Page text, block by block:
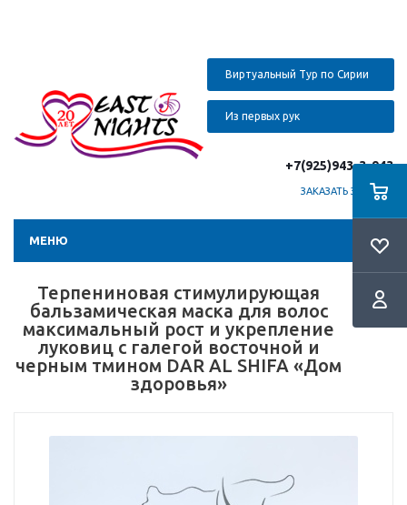
Виртуальный Тур по Сирии
Из первых рук
+7(925)943-3-943
ЗАКАЗАТЬ ЗВОНОК
МЕНЮ
Терпениновая стимулирующая
бальзамическая маска для волос
максимальный рост и укрепление
луковиц с галегой восточной и
черным тмином DAR AL SHIFA «Дом
здоровья»